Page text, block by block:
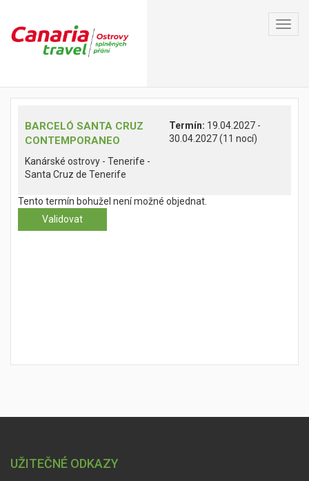
BARCELÓ SANTA CRUZ
CONTEMPORANEO
Kanárské ostrovy - Tenerife -
Santa Cruz de Tenerife
Termín: 19.04.2027 -
30.04.2027 (11 nocí)
Tento termín bohužel není možné objednat.
UŽITEČNÉ ODKAZY